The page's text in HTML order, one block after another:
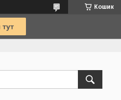
Кошик